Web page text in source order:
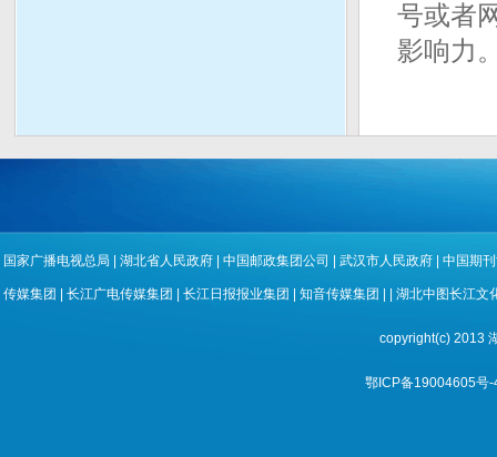
号或者
影响力
国家广播电视总局 湖北省人民政府| 中国邮政集团公司 武汉市人民政府| 中国期
传媒集团 长江广电传媒集团 长江日报报业集团 知音传媒集团 湖北中图长江文
copyright(c) 2013
鄂ICP备19004605号-